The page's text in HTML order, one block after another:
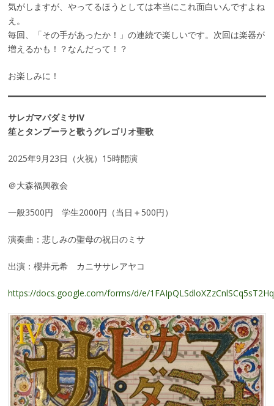
気がしますが、やってるほうとしては本当にこれ面白いんですよね
え。
毎回、「その手があったか！」の連続で楽しいです。次回は楽器が
増えるかも！？なんだって！？
お楽しみに！
サレガマパダミサIV
笙とタンプーラと歌うグレゴリオ聖歌
2025年9月23日（火祝）15時開演
＠大森福興教会
一般3500円 学生2000円（当日＋500円）
演奏曲：悲しみの聖母の祝日のミサ
出演：櫻井元希 カニササレアヤコ
https://docs.google.com/forms/d/e/